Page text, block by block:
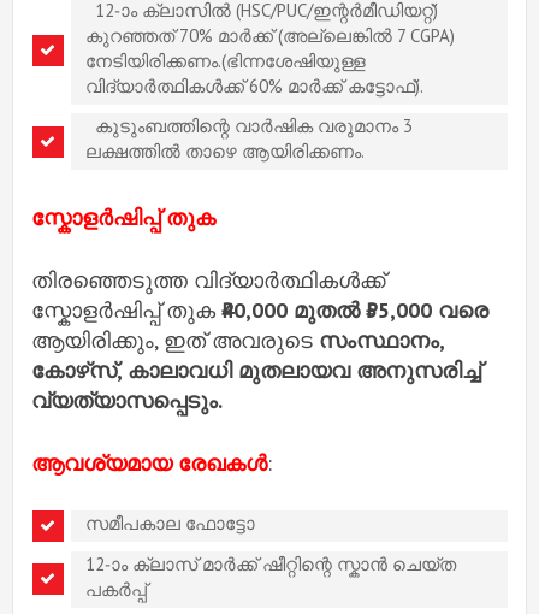
12-ാം ക്ലാസിൽ (HSC/PUC/ഇന്റർമീഡിയറ്റ്)
കുറഞ്ഞത് 70% മാർക്ക് (അല്ലെങ്കിൽ 7 CGPA)
നേടിയിരിക്കണം.(ഭിന്നശേഷിയുള്ള
വിദ്യാർത്ഥികൾക്ക് 60% മാർക്ക് കട്ടോഫ്).
കുടുംബത്തിന്റെ വാർഷിക വരുമാനം 3
ലക്ഷത്തിൽ താഴെ ആയിരിക്കണം.
സ്കോളർഷിപ്പ് തുക
തിരഞ്ഞെടുത്ത വിദ്യാർത്ഥികൾക്ക്
സ്കോളർഷിപ്പ് തുക ₹40,000 മുതൽ ₹55,000 വരെ
ആയിരിക്കും, ഇത് അവരുടെ സംസ്ഥാനം,
കോഴ്‌സ്, കാലാവധി മുതലായവ അനുസരിച്ച്
വ്യത്യാസപ്പെടും.
ആവശ്യമായ രേഖകൾ:
സമീപകാല ഫോട്ടോ
12-ാം ക്ലാസ് മാർക്ക് ഷീറ്റിന്റെ സ്കാൻ ചെയ്ത
പകർപ്പ്